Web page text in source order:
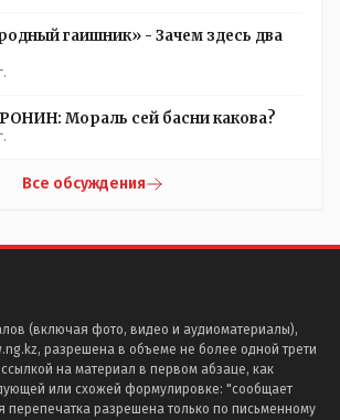
гаишник» - Зачем здесь два
Мораль сей басни какова?
Все обсуждения
(включая фото, видео и аудиоматериалы),
разрешена в объеме не более одной трети
на материал в первом абзаце, как
или схожей формулировке: "сообщает
перепечатка разрешена только по письменному